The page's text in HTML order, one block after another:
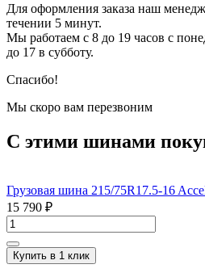
Для оформления заказа наш
течении 5 минут.
Мы работаем с 8 до 19 часов с
до 17 в субботу.
Спасибо!
Мы скоро вам перезвоним
С этими шинами
Грузовая шина 215/75R17.5-16
15 790 ₽
Купить в 1 клик